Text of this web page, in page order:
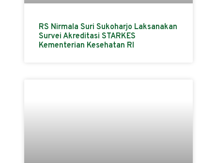
RS Nirmala Suri Sukoharjo Laksanakan
Survei Akreditasi STARKES
Kementerian Kesehatan RI